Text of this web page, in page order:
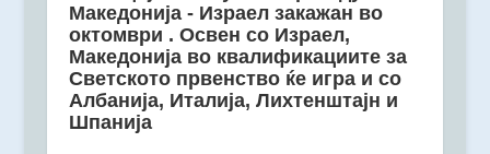
Македонија - Израел закажан во
октомври . Освен со Израел,
Македонија во квалификациите за
Светското првенство ќе игра и со
Албанија, Италија, Лихтенштајн и
Шпанија